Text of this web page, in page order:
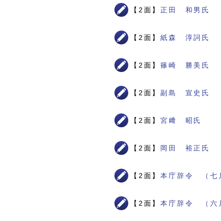
【2面】正田 和男氏
【2面】紙森 淳詞氏
【2面】篠崎 勝美氏
【2面】副島 宣史氏
【2面】宮﨑 昭氏
【2面】 岡田 裕正氏
【2面】本庁辞令 （七
【2面】本庁辞令 （六